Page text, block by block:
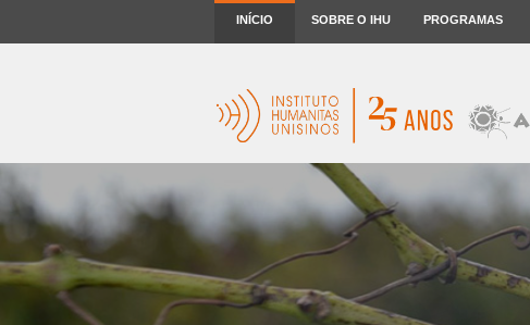
INÍCIO SOBRE O IHU PROGRAMAS